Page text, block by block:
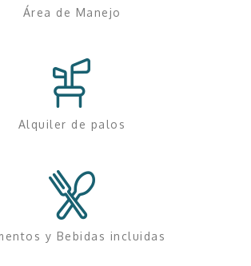
Área de Manejo
Alquiler de palos
y Bebidas incluidas